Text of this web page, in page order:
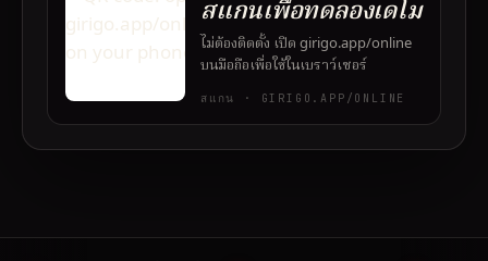
สแกนเพื่อทดลองเดโม
ไม่ต้องติดตั้ง เปิด girigo.app/online
บนมือถือเพื่อใช้ในเบราว์เซอร์
สแกน · GIRIGO.APP/ONLINE